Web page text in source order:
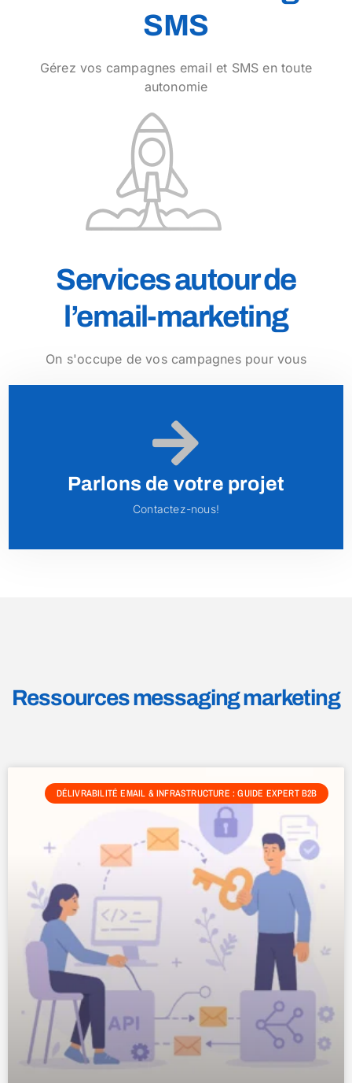
SMS
Gérez vos campagnes email et SMS en toute
autonomie
Services autour de
l’email-marketing
On s'occupe de vos campagnes pour vous
Parlons de votre projet
Contactez-nous!
Ressources messaging marketing
DÉLIVRABILITÉ EMAIL & INFRASTRUCTURE : GUIDE EXPERT B2B